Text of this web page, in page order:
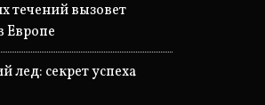
течений вызовет
Европе
лед: секрет успеха